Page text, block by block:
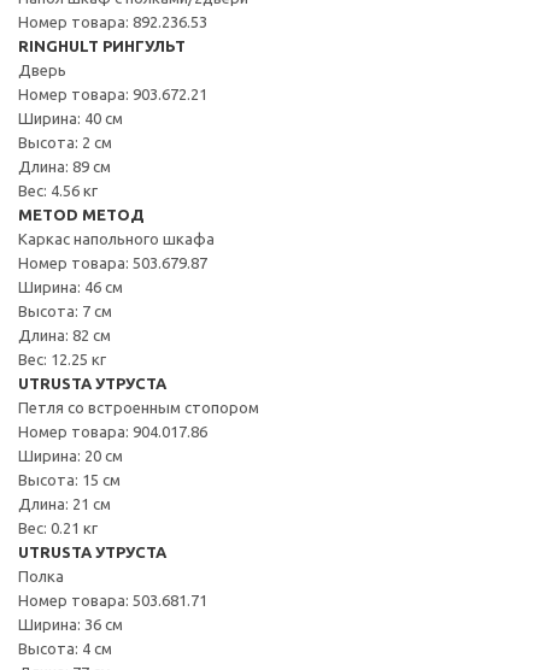
Номер товара: 892.236.53
RINGHULT РИНГУЛЬТ
Дверь
Номер товара: 903.672.21
Ширина: 40 см
Высота: 2 см
Длина: 89 см
Вес: 4.56 кг
METOD МЕТОД
Каркас напольного шкафа
Номер товара: 503.679.87
Ширина: 46 см
Высота: 7 см
Длина: 82 см
Вес: 12.25 кг
UTRUSTA УТРУСТА
Петля со встроенным стопором
Номер товара: 904.017.86
Ширина: 20 см
Высота: 15 см
Длина: 21 см
Вес: 0.21 кг
UTRUSTA УТРУСТА
Полка
Номер товара: 503.681.71
Ширина: 36 см
Высота: 4 см